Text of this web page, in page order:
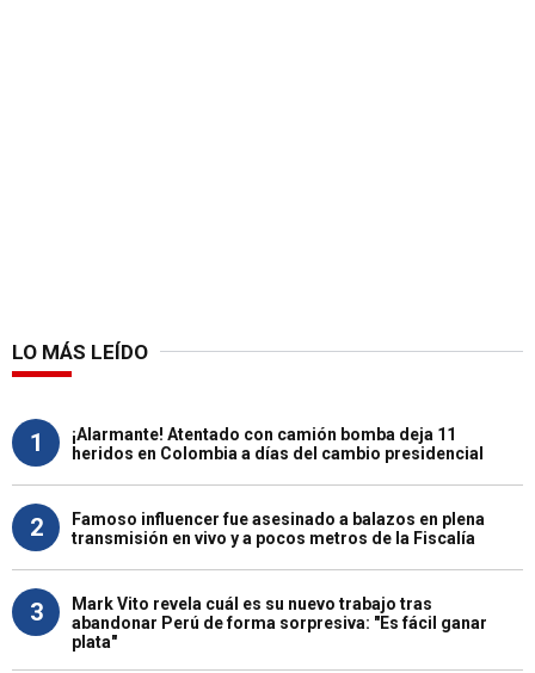
LO MÁS LEÍDO
1
¡Alarmante! Atentado con camión bomba deja 11
heridos en Colombia a días del cambio presidencial
2
Famoso influencer fue asesinado a balazos en plena
transmisión en vivo y a pocos metros de la Fiscalía
3
Mark Vito revela cuál es su nuevo trabajo tras
abandonar Perú de forma sorpresiva: "Es fácil ganar
plata"